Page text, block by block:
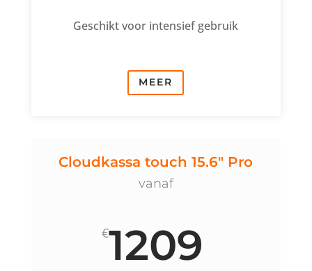
Geschikt voor intensief gebruik
MEER
Cloudkassa touch 15.6" Pro
vanaf
€1209